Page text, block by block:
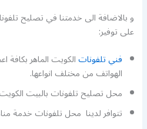
و بالاضافة الى خدمتنا في تصليح
على توفير:
فني تلفوناتالكويت الماهر
الهواتف من مختلف انواعها.
محل تصليح تلفونات بالبيت
تتوافر لدينا محل تلفونات خدمة